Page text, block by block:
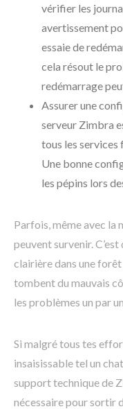
vérifier les
avertissement
essaie de
cela résout le
redémarrage
Assurer une
serveur Zimbra
tous les
Une bonne
les pépins lors
Parfois, même avec la
peuvent survenir.
clairière dans une
tombent du mauvais
les problèmes un par
Si malgré tous tes
insaisissable tel un
support technique de
nécessaire pour sortir